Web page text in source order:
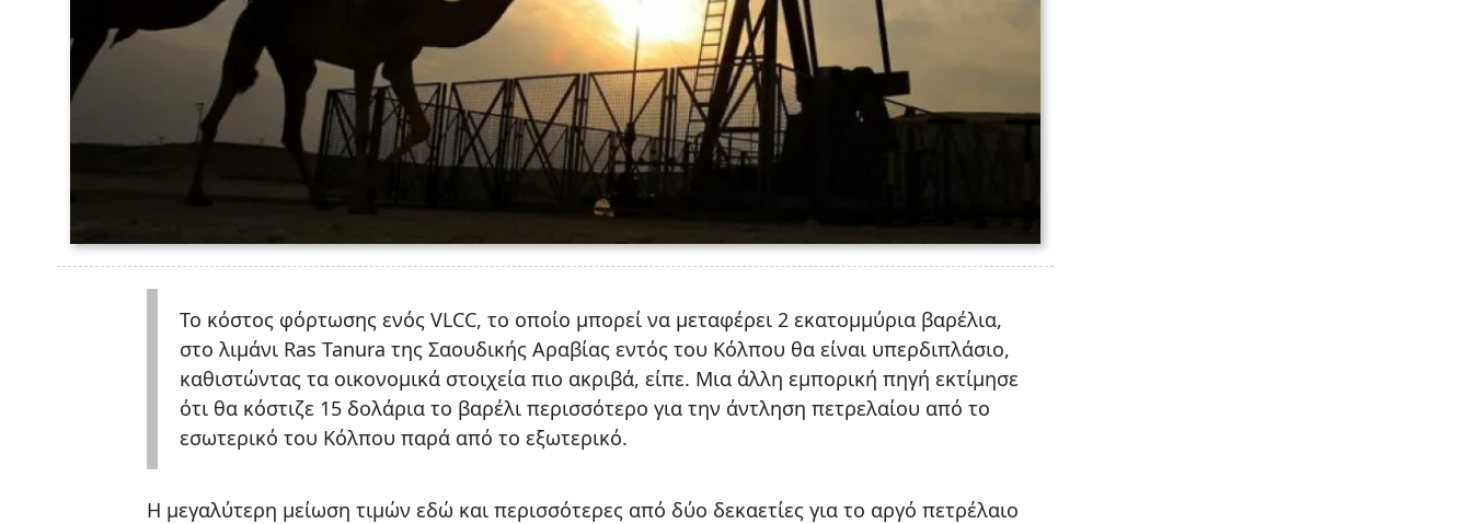
Το κόστος φόρτωσης ενός VLCC, το οποίο μπορεί να μεταφέρει 2 εκατομμύρια βαρέλια,
στο λιμάνι Ras Tanura της Σαουδικής Αραβίας εντός του Κόλπου θα είναι υπερδιπλάσιο,
καθιστώντας τα οικονομικά στοιχεία πιο ακριβά, είπε. Μια άλλη εμπορική πηγή εκτίμησε
ότι θα κόστιζε 15 δολάρια το βαρέλι περισσότερο για την άντληση πετρελαίου από το
εσωτερικό του Κόλπου παρά από το εξωτερικό.
Η μεγαλύτερη μείωση τιμών εδώ και περισσότερες από δύο δεκαετίες για το αργό πετρέλαιο